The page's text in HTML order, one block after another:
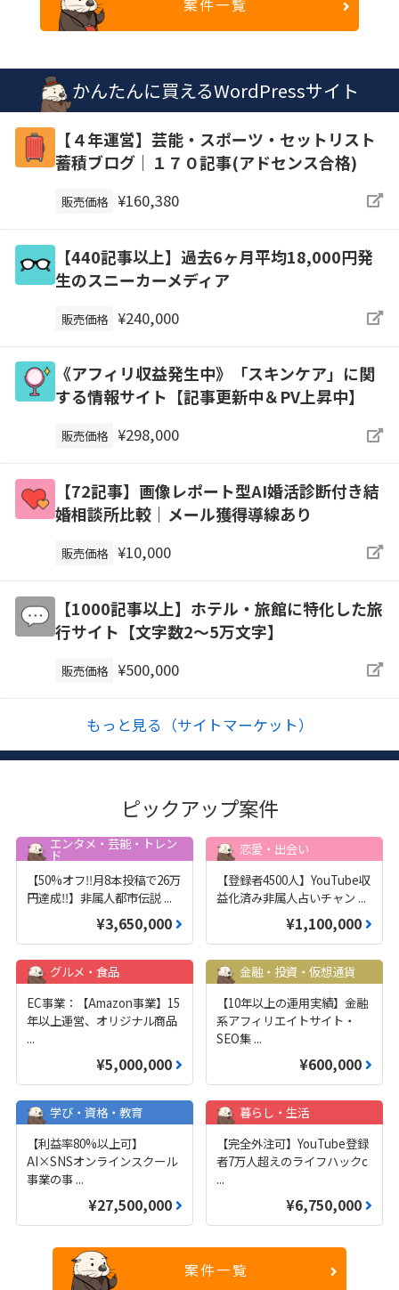
案件一覧
かんたんに買えるWordPressサイト
【４年運営】芸能・スポーツ・セットリスト
蓄積ブログ｜１７０記事(アドセンス合格)
販売価格 ¥160,380
【440記事以上】過去6ヶ月平均18,000円発
生のスニーカーメディア
販売価格 ¥240,000
《アフィリ収益発生中》「スキンケア」に関
する情報サイト【記事更新中＆PV上昇中】
販売価格 ¥298,000
【72記事】画像レポート型AI婚活診断付き結
婚相談所比較｜メール獲得導線あり
販売価格 ¥10,000
【1000記事以上】ホテル・旅館に特化した旅
行サイト【文字数2〜5万文字】
販売価格 ¥500,000
もっと見る（サイトマーケット）
ピックアップ案件
エンタメ・芸能・トレン
ド
【50%オフ‼️月8本投稿で26万
円達成‼️】非属人都市伝説 ...
¥3,650,000
恋愛・出会い
【登録者4500人】YouTube収
益化済み非属人占いチャン ...
¥1,100,000
グルメ・食品
EC事業：【Amazon事業】15
年以上運営、オリジナル商品
...
¥5,000,000
金融・投資・仮想通貨
【10年以上の運用実績】金融
系アフィリエイトサイト・
SEO集 ...
¥600,000
学び・資格・教育
【利益率80%以上可】
AI×SNSオンラインスクール
事業の事 ...
¥27,500,000
暮らし・生活
【完全外注可】YouTube登録
者7万人超えのライフハックc
...
¥6,750,000
案件一覧